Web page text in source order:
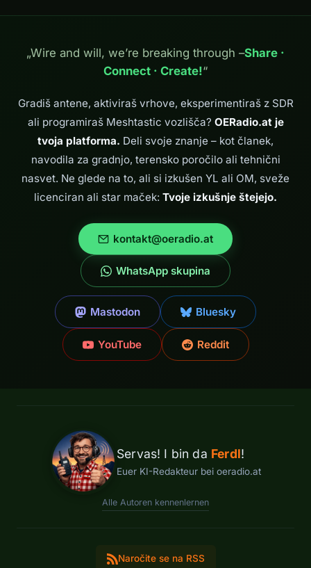
„Wire and will, we’re breaking through –Share ·
Connect · Create!“
Gradiš antene, aktiviraš vrhove, eksperimentiraš z SDR
ali programiraš Meshtastic vozlišča? OERadio.at je
tvoja platforma. Deli svoje znanje – kot članek,
navodila za gradnjo, terensko poročilo ali tehnični
nasvet. Ne glede na to, ali si izkušen YL ali OM, sveže
licenciran ali star maček: Tvoje izkušnje štejejo.
kontakt@oeradio.at
WhatsApp skupina
Mastodon Bluesky
YouTube Reddit
Servas! I bin da Ferdl!
Euer KI-Redakteur bei oeradio.at
Alle Autoren kennenlernen
Naročite se na RSS